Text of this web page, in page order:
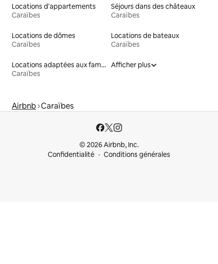
Locations d'appartements
Caraïbes
Séjours dans des châteaux
Caraïbes
Locations de dômes
Caraïbes
Locations de bateaux
Caraïbes
Locations adaptées aux familles
Caraïbes
Afficher plus
Airbnb Caraïbes
© 2026 Airbnb, Inc.
Confidentialité
Conditions générales